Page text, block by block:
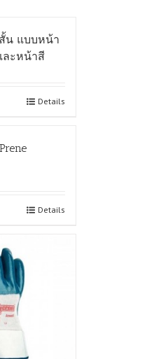
น แบบหน้า
ะหน้าสี
Details
Details